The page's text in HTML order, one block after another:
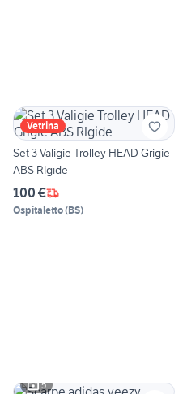
Vetrina
Set 3 Valigie Trolley HEAD Grigie
ABS RIgide
100 €
Ospitaletto(BS)
5